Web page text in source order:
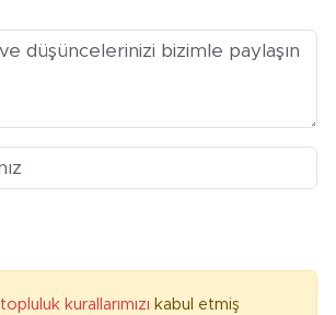
topluluk kurallarımızı kabul etmiş